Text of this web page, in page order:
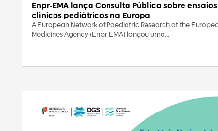
Enpr-EMA lança Consulta Pública sobre ensaios
clínicos pediátricos na Europa
A European Network of Paediatric Research at the
Medicines Agency (Enpr-EMA) lançou uma...